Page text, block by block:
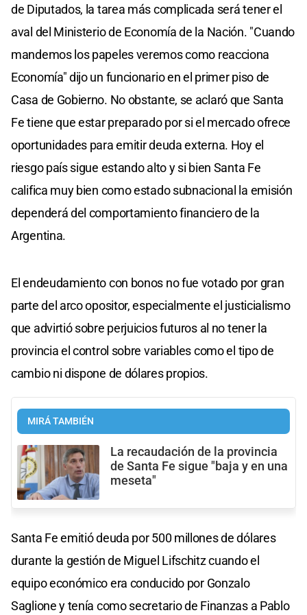
de Diputados, la tarea más complicada será tener el
aval del Ministerio de Economía de la Nación. "Cuando
mandemos los papeles veremos como reacciona
Economía" dijo un funcionario en el primer piso de
Casa de Gobierno. No obstante, se aclaró que Santa
Fe tiene que estar preparado por si el mercado ofrece
oportunidades para emitir deuda externa. Hoy el
riesgo país sigue estando alto y si bien Santa Fe
califica muy bien como estado subnacional la emisión
dependerá del comportamiento financiero de la
Argentina.
El endeudamiento con bonos no fue votado por gran
parte del arco opositor, especialmente el justicialismo
que advirtió sobre perjuicios futuros al no tener la
provincia el control sobre variables como el tipo de
cambio ni dispone de dólares propios.
MIRÁ TAMBIÉN
La recaudación de la provincia
de Santa Fe sigue "baja y en una
meseta"
Santa Fe emitió deuda por 500 millones de dólares
durante la gestión de Miguel Lifschitz cuando el
equipo económico era conducido por Gonzalo
Saglione y tenía como secretario de Finanzas a Pablo